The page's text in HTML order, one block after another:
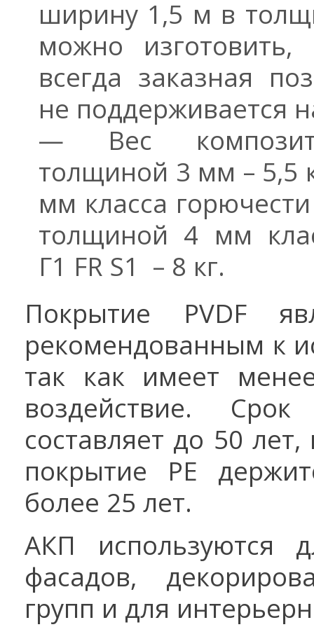
ширину 1,5 м в
можно
всегда заказная
не поддерживается
— Вес
толщиной 3 мм – 5,5
мм класса
толщиной 4 мм
Г1 FR S1 – 8 кг.
Покрытие PVDF
рекомендованным к
так как имеет
воздействие. Срок
составляет до 50
покрытие PE
более 25 лет.
АКП используются
фасадов,
групп и для